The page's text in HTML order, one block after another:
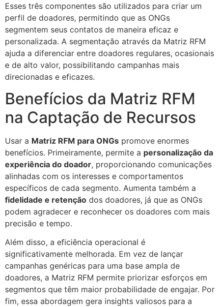
Esses três componentes são utilizados para criar um
perfil de doadores, permitindo que as ONGs
segmentem seus contatos de maneira eficaz e
personalizada. A segmentação através da Matriz RFM
ajuda a diferenciar entre doadores regulares, ocasionais
e de alto valor, possibilitando campanhas mais
direcionadas e eficazes.
Benefícios da Matriz RFM
na Captação de Recursos
Usar a Matriz RFM para ONGs promove enormes
benefícios. Primeiramente, permite a personalização da
experiência do doador, proporcionando comunicações
alinhadas com os interesses e comportamentos
específicos de cada segmento. Aumenta também a
fidelidade e retenção dos doadores, já que as ONGs
podem agradecer e reconhecer os doadores com mais
precisão e tempo.
Além disso, a eficiência operacional é
significativamente melhorada. Em vez de lançar
campanhas genéricas para uma base ampla de
doadores, a Matriz RFM permite priorizar esforços em
segmentos que têm maior probabilidade de engajar. Por
fim, essa abordagem gera insights valiosos para a